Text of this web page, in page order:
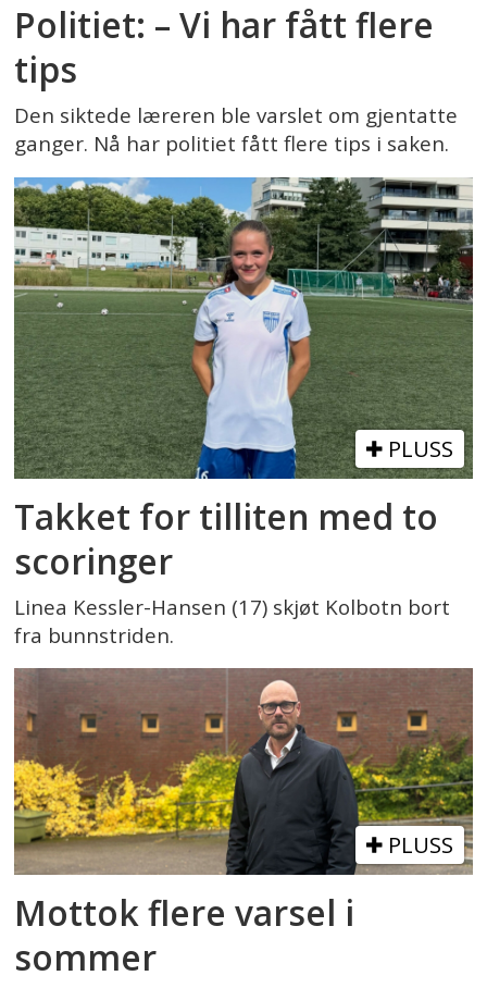
Politiet: – Vi har fått flere
tips
Den siktede læreren ble varslet om gjentatte
ganger. Nå har politiet fått flere tips i saken.
PLUSS
Takket for tilliten med to
scoringer
Linea Kessler-Hansen (17) skjøt Kolbotn bort
fra bunnstriden.
PLUSS
Mottok flere varsel i
sommer